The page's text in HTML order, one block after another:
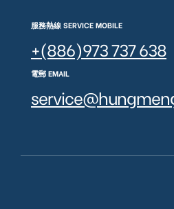
服務熱線 SERVICE MOBILE
+(886)973 737 638
電郵 EMAIL